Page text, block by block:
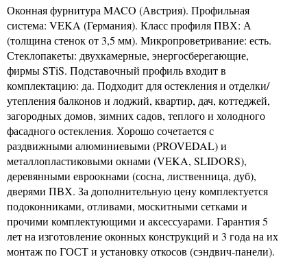
Оконная фурнитура MACO (Австрия). Профильная
система: VEKA (Германия). Класс профиля ПВХ: А
(толщина стенок от 3,5 мм). Микропроветривание: есть.
Стеклопакеты: двухкамерные, энергосберегающие,
фирмы STiS. Подставочный профиль входит в
комплектацию: да. Подходит для остекления и отделки/
утепления балконов и лоджий, квартир, дач, коттеджей,
загородных домов, зимних садов, теплого и холодного
фасадного остекления. Хорошо сочетается с
раздвижными алюминиевыми (PROVEDAL) и
металлопластиковыми окнами (VEKA, SLIDORS),
деревянными евроокнами (сосна, лиственница, дуб),
дверями ПВХ. За дополнительную цену комплектуется
подоконниками, отливами, москитными сетками и
прочими комплектующими и аксессуарами. Гарантия 5
лет на изготовление оконных конструкций и 3 года на их
монтаж по ГОСТ и установку откосов (сэндвич-панели).